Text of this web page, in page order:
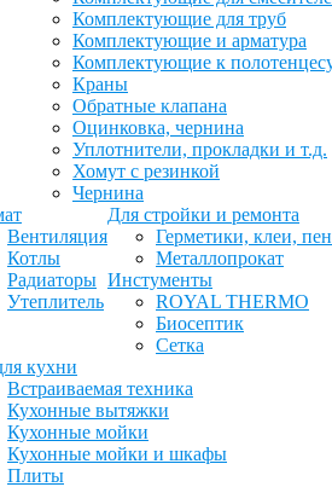
Комплектующие для труб
Комплектующие и арматура
Комплектующие к
Краны
Обратные клапана
Оцинковка, чернина
Уплотнители, прокладки и т.д.
Хомут с резинкой
Чернина
Вентиляция
Котлы
Радиаторы
Утеплитель
Для стройки и ремонта
Герметики, клеи,
Металлопрокат
Инстументы
ROYAL THERMO
Биосептик
Сетка
кухни
Встраиваемая техника
Кухонные вытяжки
Кухонные мойки
Кухонные мойки и шкафы
Плиты